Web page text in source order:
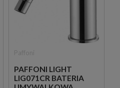
PAFFONI LIGHT
LIG071CR BATERIA